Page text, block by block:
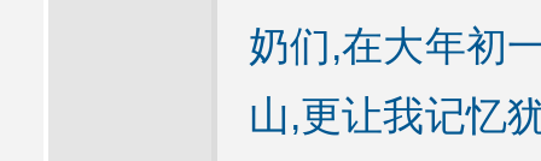
奶们,在大年初
山,更让我记忆